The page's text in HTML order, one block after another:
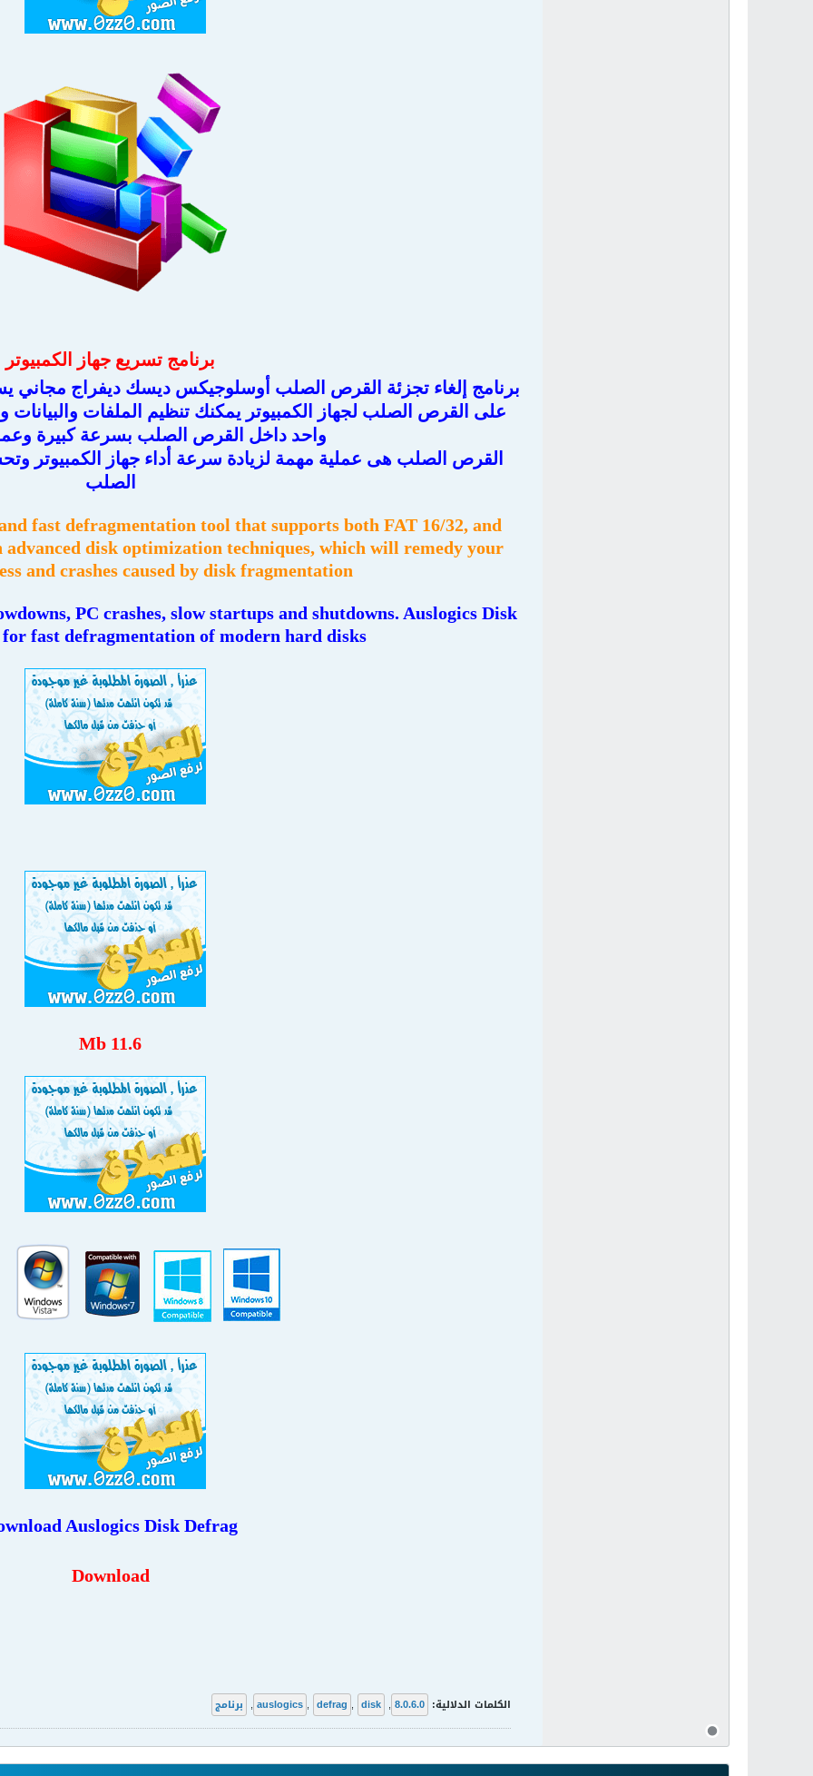
برنامج تسريع جهاز الكمبيوتر
برنامج إلغاء تجزئة القرص الصلب أوسلوجيكس ديسك ديفراج مجاني
على القرص الصلب لجهاز الكمبيوتر يمكنك تنظيم الملفات والبيانات
واحد داخل القرص الصلب بسرعة كبيرة
القرص الصلب هى عملية مهمة لزيادة سرعة أداء جهاز الكمبيوتر
الصلب
fast defragmentation tool that supports both FAT 16/32, and
disk optimization techniques, which will remedy your
and crashes caused by disk fragmentation
PC crashes, slow startups and shutdowns. Auslogics Disk
for fast defragmentation of modern hard disks
11.6 Mb
Auslogics Disk Defrag
Download
الكلمات الدلالية: 8.0.6.0
,
auslogics , defrag , disk
, برنامج